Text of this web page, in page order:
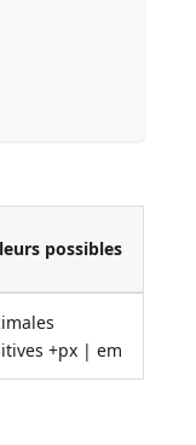
possibles
+px | em